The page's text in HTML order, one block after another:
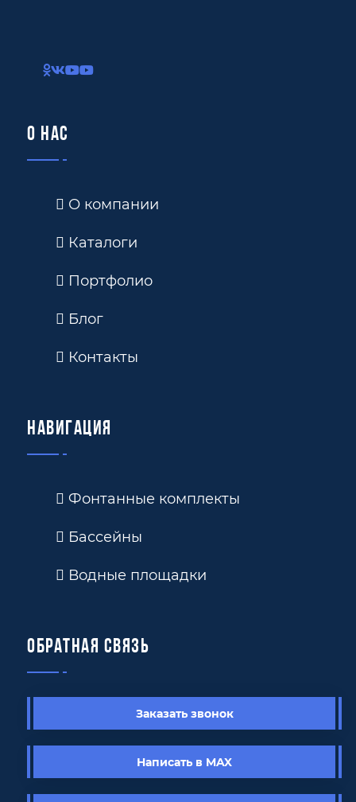
О нас
О компании
Каталоги
Портфолио
Блог
Контакты
Навигация
Фонтанные комплекты
Бассейны
Водные площадки
Обратная связь
Заказать звонок
Написать в MAX